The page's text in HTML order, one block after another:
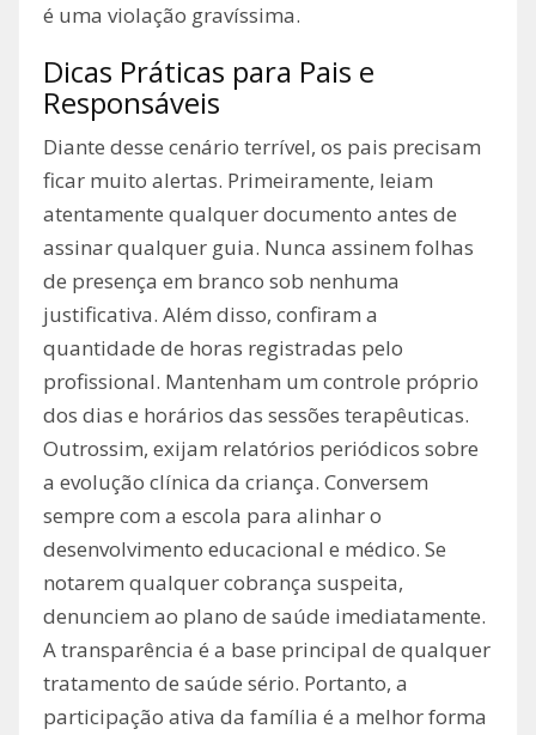
é uma violação gravíssima.
Dicas Práticas para Pais e
Responsáveis
Diante desse cenário terrível, os pais precisam
ficar muito alertas. Primeiramente, leiam
atentamente qualquer documento antes de
assinar qualquer guia. Nunca assinem folhas
de presença em branco sob nenhuma
justificativa. Além disso, confiram a
quantidade de horas registradas pelo
profissional. Mantenham um controle próprio
dos dias e horários das sessões terapêuticas.
Outrossim, exijam relatórios periódicos sobre
a evolução clínica da criança. Conversem
sempre com a escola para alinhar o
desenvolvimento educacional e médico. Se
notarem qualquer cobrança suspeita,
denunciem ao plano de saúde imediatamente.
A transparência é a base principal de qualquer
tratamento de saúde sério. Portanto, a
participação ativa da família é a melhor forma